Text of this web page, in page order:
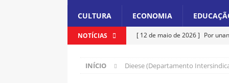
CULTURA ECONOMIA
NOTÍCIAS [ 12 de maio de 2026 ] Por
[ 12 de maio de 2026 ] Lula
INÍCIO Dieese (Departamento